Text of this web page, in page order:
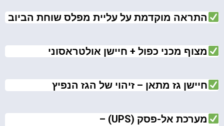
התראה מוקדמת על עליית מפלס שוחת הביוב
מצוף מכני כפול + חיישן אולטראסוני
חיישן גז מתאן – זיהוי של הגז הנפיץ
מערכת אל-פסק (UPS) –